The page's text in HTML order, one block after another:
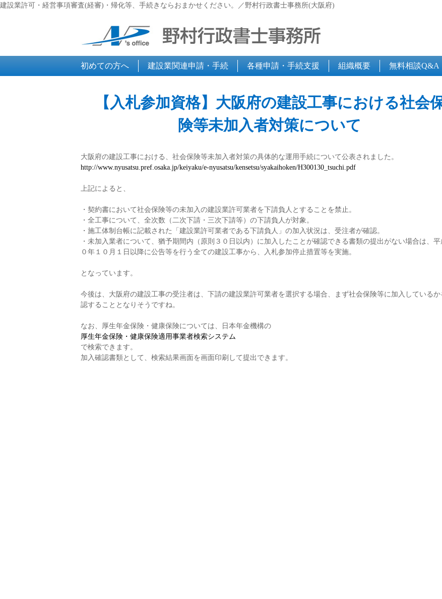
建設業許可・経営事項審査(経審)・帰化等、手続きならおまかせください。／野村行政書士事務所(大阪府)
初めての方へ 建設業関連申請・手続 各種申請・手続支援 組織概要 無料相談Q&A
【入札参加資格】大阪府の建設工事における社会
険等未加入者対策について
大阪府の建設工事における、社会保険等未加入者対策の具体的な運用手続について公表されました。
http://www.nyusatsu.pref.osaka.jp/keiyaku/e-nyusatsu/kensetsu/syakaihoken/H300130_tsuchi.pdf
上記によると、
・契約書において社会保険等の未加入の建設業許可業者を下請負人とすることを禁止。
・全工事について、全次数（二次下請・三次下請等）の下請負人が対象。
・施工体制台帳に記載された「建設業許可業者である下請負人」の加入状況は、受注者が確認。
・未加入業者について、猶予期間内（原則３０日以内）に加入したことが確認できる書類の提出がない場合は、平
０年１０月１日以降に公告等を行う全ての建設工事から、入札参加停止措置等を実施。
となっています。
今後は、大阪府の建設工事の受注者は、下請の建設業許可業者を選択する場合、まず社会保険等に加入しているか
認することとなりそうですね。
なお、厚生年金保険・健康保険については、日本年金機構の
厚生年金保険・健康保険適用事業者検索システム
で検索できます。
加入確認書類として、検索結果画面を画面印刷して提出できます。